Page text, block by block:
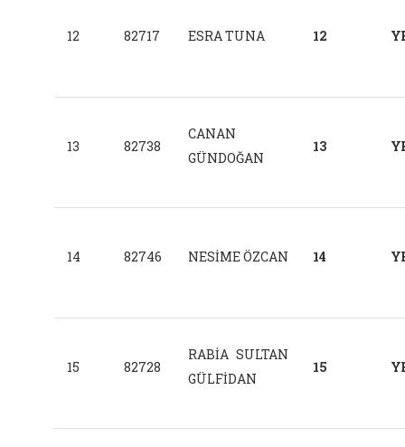
12 82717 ESRA TUNA 12
13 82738
CANAN
GÜNDOĞAN
13
14 82746 NESİME ÖZCAN 14
15 82728
RABİA SULTAN
GÜLFİDAN
15